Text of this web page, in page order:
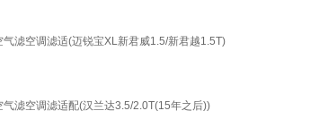
滤空调滤适(迈锐宝XL新君威1.5/新君越1.5T)
滤空调滤适配(汉兰达3.5/2.0T(15年之后))